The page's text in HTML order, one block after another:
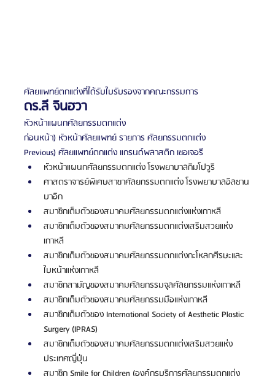
ศัลยแพทย์ตกแต่งที่ได้รับใบรับรองจากคณะกรรมการ
ดร.ลี จินฮวา
หัวหน้าแผนกศัลยกรรมตกแต่ง
ก่อนหน้า) หัวหน้าศัลยแพทย์ รายการ ศัลยกรรมตกแต่ง
Previous) ศัลยแพทย์ตกแต่ง แกรนด์พลาสติก เซอเจอรี
หัวหน้าแผนกศัลยกรรมตกแต่ง โรงพยาบาลกิมโปวูริ
ศาสตราจารย์พิเศษสาขาศัลยกรรมตกแต่ง โรงพยาบาลอิลซาน
บาอิก
สมาชิกเต็มตัวของสมาคมศัลยกรรมตกแต่งแห่งเกาหลี
สมาชิกเต็มตัวของสมาคมศัลยกรรมตกแต่งเสริมสวยแห่ง
เกาหลี
สมาชิกเต็มตัวของสมาคมศัลยกรรมตกแต่งกะโหลกศีรษะและ
ใบหน้าแห่งเกาหลี
สมาชิกสามัญของสมาคมศัลยกรรมจุลศัลยกรรมแห่งเกาหลี
สมาชิกเต็มตัวของสมาคมศัลยกรรมมือแห่งเกาหลี
สมาชิกเต็มตัวของ International Society of Aesthetic Plastic
Surgery (IPRAS)
สมาชิกเต็มตัวของสมาคมศัลยกรรมตกแต่งเสริมสวยแห่ง
ประเทศญี่ปุ่น